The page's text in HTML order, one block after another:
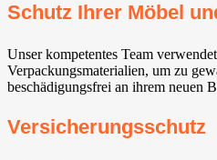
Schutz Ihrer Möbel
Unser kompetentes Team
Verpackungsmaterialien, um zu
beschädigungsfrei an ihrem neuen
Versicherungsschutz